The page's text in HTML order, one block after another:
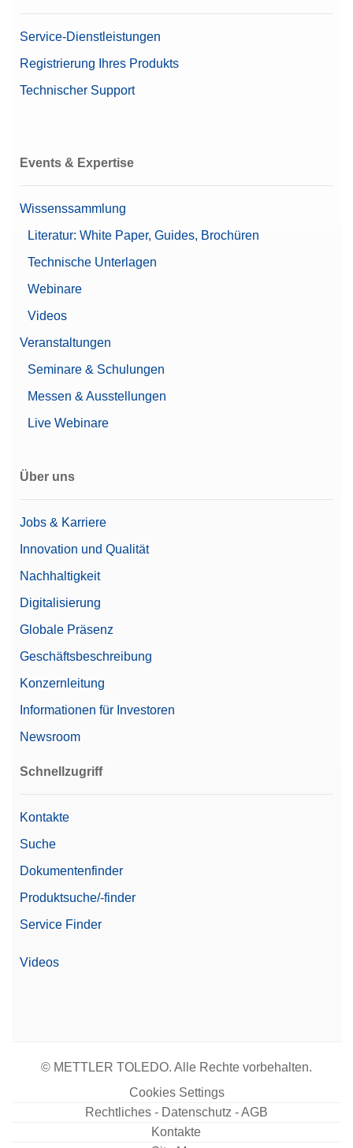
Service-Dienstleistungen
Registrierung Ihres Produkts
Technischer Support
Events & Expertise
Wissenssammlung
Literatur: White Paper, Guides, Brochüren
Technische Unterlagen
Webinare
Videos
Veranstaltungen
Seminare & Schulungen
Messen & Ausstellungen
Live Webinare
Über uns
Jobs & Karriere
Innovation und Qualität
Nachhaltigkeit
Digitalisierung
Globale Präsenz
Geschäftsbeschreibung
Konzernleitung
Informationen für Investoren
Newsroom
Schnellzugriff
Kontakte
Suche
Dokumentenfinder
Produktsuche/-finder
Service Finder
Videos
© METTLER TOLEDO. Alle Rechte vorbehalten.
Cookies Settings
Rechtliches - Datenschutz - AGB
Kontakte